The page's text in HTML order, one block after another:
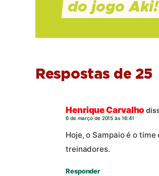
Respostas de 25
Henrique Carvalho
6 de março de 2015 às 16:41
Hoje, o Sampaio é o
treinadores.
Responder